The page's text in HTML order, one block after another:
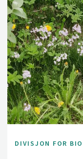
DIVISJON FOR